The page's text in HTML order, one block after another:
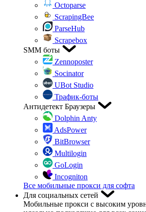
Octoparse
ScrapingBee
ParseHub
Scrapebox
SMM боты
Zennoposter
Socinator
UBot Studio
Трафик-боты
Антидетект Браузеры
Dolphin Anty
AdsPower
BitBrowser
Multilogin
GoLogin
Incogniton
Все мобильные прокси для софта
Для социальных сетей
Мобильные прокси с высоким